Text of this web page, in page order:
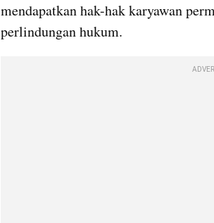
mendapatkan hak-hak karyawan
perlindungan hukum.